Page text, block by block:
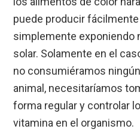
puede producir fácilmente
simplemente exponiendo
solar. Solamente en el
no consumiéramos
animal, necesitaríamos
forma regular y controlar
vitamina en el organismo.